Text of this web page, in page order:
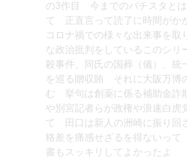
の3作目 今までのバチスタと
て 正直言って読了に時間が
コロナ禍での様々な出来事を
な政治批判をしているこのシ
殺事件、同氏の国葬（儀）、統
を巡る贈収賄 それに大阪万博
む 挙句は創薬に係る補助金詐
や別宮記者らが政権や浪速白虎
て 田口は新人の洲崎に振り回
格差を痛感せざるを得ないっ
書もスッキリしてよかった